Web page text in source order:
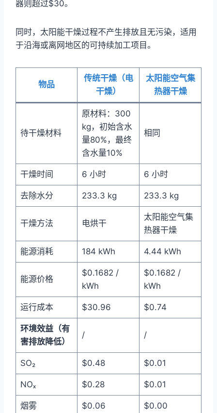
器则超过$30。
同时，太阳能干燥过程不产生排放且无污染，适用
于沿海或离网地区的可持续加工项目。
物品
传统干燥（电
干燥）
太阳能空气集
热器干燥
待干燥材料
原材料：300
kg，初始含水
量80%，最终
含水量10%
相同
干燥时间 6 小时 6 小时
去除水分 233.3 kg 233.3 kg
干燥方法 电烘干
太阳能空气集
热器干燥
能源消耗 184 kWh 4.44 kWh
能源价格
$0.1682 /
kWh
$0.1682 /
kWh
运行成本 $30.96 $0.74
环境效益（有
害排放降低）
/ /
SO₂ $0.48 $0.01
NOₓ $0.28 $0.01
烟雾 $0.06 $0.00